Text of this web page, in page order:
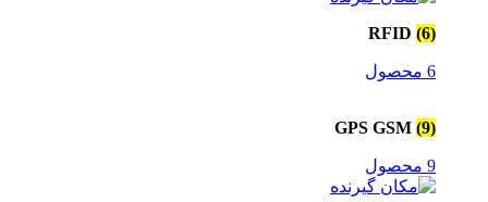
RFID (6)
6 محصول
GPS GSM (9)
9 محصول